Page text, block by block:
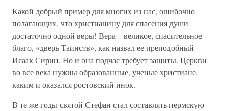
Какой добрый пример для многих из нас, ошибочно
полагающих, что христианину для спасения души
достаточно одной веры! Вера – великое, спасительное
благо, «дверь Таинств», как назвал ее преподобный
Исаак Сирин. Но и она подчас требует защиты. Церкви
во все века нужны образованные, ученые христиане,
каким и оказался ростовский инок.
В те же годы святой Стефан стал составлять пермскую